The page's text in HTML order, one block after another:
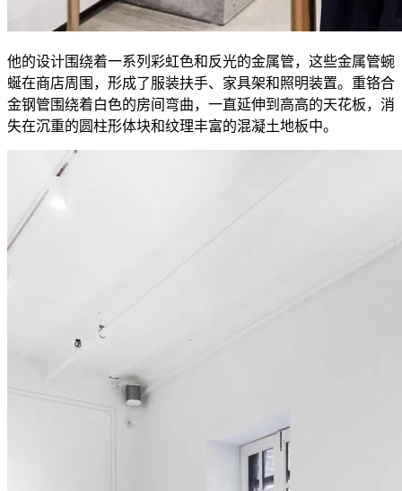
他的设计围绕着一系列彩虹色和反光的金属管，这些金属管蜿
蜒在商店周围，形成了服装扶手、家具架和照明装置。重铬合
金钢管围绕着白色的房间弯曲，一直延伸到高高的天花板，消
失在沉重的圆柱形体块和纹理丰富的混凝土地板中。